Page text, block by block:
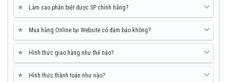
★ Làm sao phân biệt được SP chính hãng?
★ Mua hàng Online tại Website có đảm bảo không?
★ Hình thức giao hàng như thế nào?
★ Hình thức thành toán như nào?